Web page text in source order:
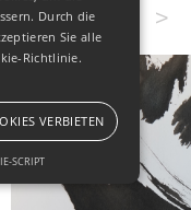
MALEREI >
Durch die
Sie alle
Richtlinie.
VERBIETEN
SCRIPT